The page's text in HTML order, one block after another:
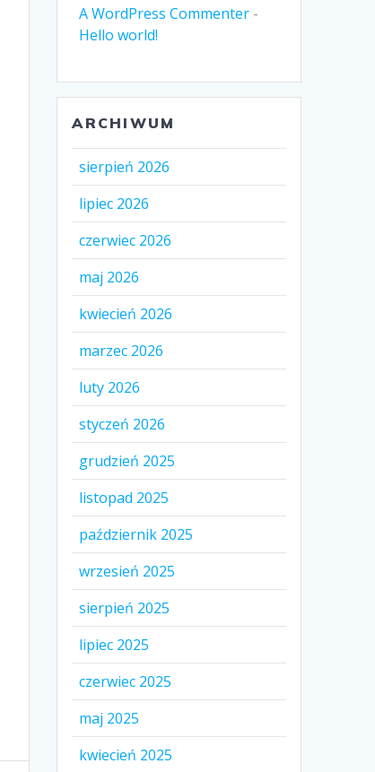
A WordPress Commenter -
Hello world!
ARCHIWUM
sierpień 2026
lipiec 2026
czerwiec 2026
maj 2026
kwiecień 2026
marzec 2026
luty 2026
styczeń 2026
grudzień 2025
listopad 2025
październik 2025
wrzesień 2025
sierpień 2025
lipiec 2025
czerwiec 2025
maj 2025
kwiecień 2025